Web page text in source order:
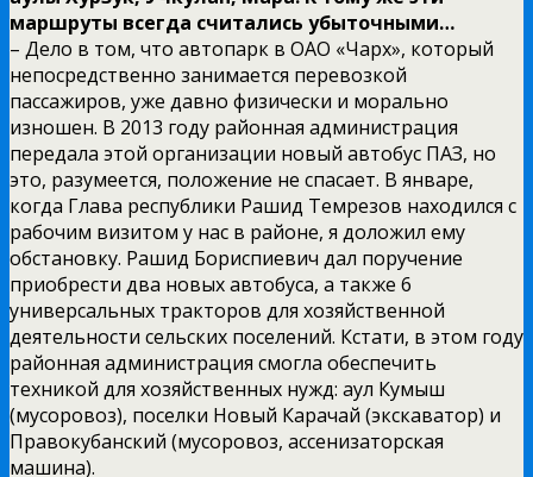
маршруты всегда считались убыточными…
– Дело в том, что автопарк в ОАО «Чарх», который
непосредственно занимается перевозкой
пассажиров, уже давно физически и морально
изношен. В 2013 году районная администрация
передала этой организации новый автобус ПАЗ, но
это, разумеется, положение не спасает. В январе,
когда Глава республики Рашид Темрезов находился с
рабочим визитом у нас в районе, я доложил ему
обстановку. Рашид Бориспиевич дал поручение
приобрести два новых автобуса, а также 6
универсальных тракторов для хозяйственной
деятельности сельских поселений. Кстати, в этом году
районная администрация смогла обеспечить
техникой для хозяйственных нужд: аул Кумыш
(мусоровоз), поселки Новый Карачай (экскаватор) и
Правокубанский (мусоровоз, ассенизаторская
машина).